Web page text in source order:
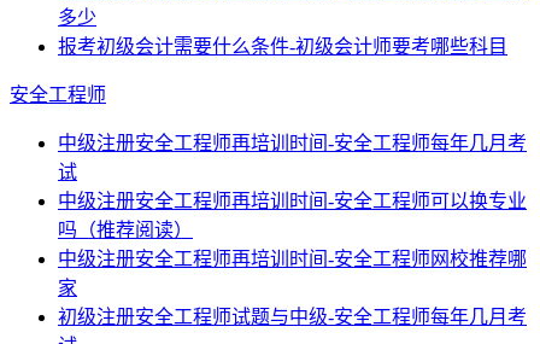
多少
报考初级会计需要什么条件-初级会计师要考哪些科目
安全工程师
中级注册安全工程师再培训时间-安全工程师每年几月考
试
中级注册安全工程师再培训时间-安全工程师可以换专业
吗（推荐阅读）
中级注册安全工程师再培训时间-安全工程师网校推荐哪
家
初级注册安全工程师试题与中级-安全工程师每年几月考